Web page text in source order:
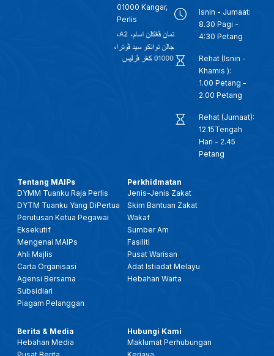
01000 Kangar,
Perlis
Isnin - Jumaat:
8.30 Pagi -
4:30 Petang
Rehat (Isnin -
Khamis ):
1.00 Petang -
2.00 Petang
Rehat (Jumaat):
12.15Tengah
Hari - 2.45
Petang
Tentang MAIPs
DYMM Tuanku Raja Perlis
DYTM Tuanku Yang DiPertua
Perutusan Ketua Pegawai
Eksekutif
Mengenai MAIPs
Ahli Majlis
Carta Organisasi
Agensi Bersama
Subsidiari
Piagam Pelanggan
Perkhidmatan
Jenis-Jenis Zakat
Skim Bantuan Zakat
Wakaf
Sumber Am
Fasiliti
Pusat Warisan
Adat Istiadat Melayu
Hebahan Warta
Berita & Media
Hebahan Media
Hubungi Kami
Maklumat Perhubungan